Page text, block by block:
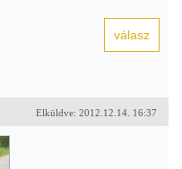
Elküldve: 2012.12.14. 16:37